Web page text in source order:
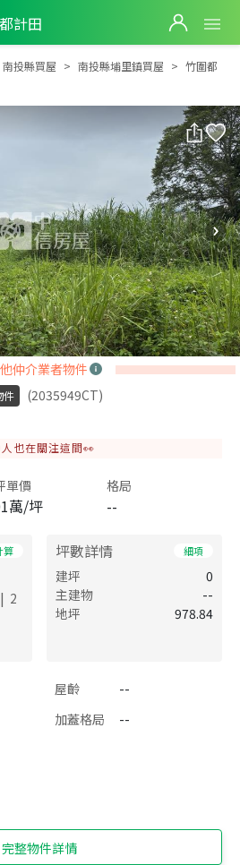
計田
竹圍都計田
南投縣買屋 南投縣埔里鎮買屋
竹圍都
仲介業者物件
件
(2035949CT)
人也在關注這間👀
單價
萬/坪
格局
--
算
| 2
坪數詳情 細項
建坪
0
主建物
--
地坪
978.84
屋齡
--
加蓋格局
--
完整物件詳情